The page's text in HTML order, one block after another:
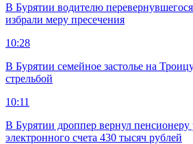
В Бурятии водителю
избрали меру пресечения
10:28
В Бурятии семейное застолье на
стрельбой
10:11
В Бурятии дроппер вернул пенсионеру
электронного счета 430 тысяч рублей